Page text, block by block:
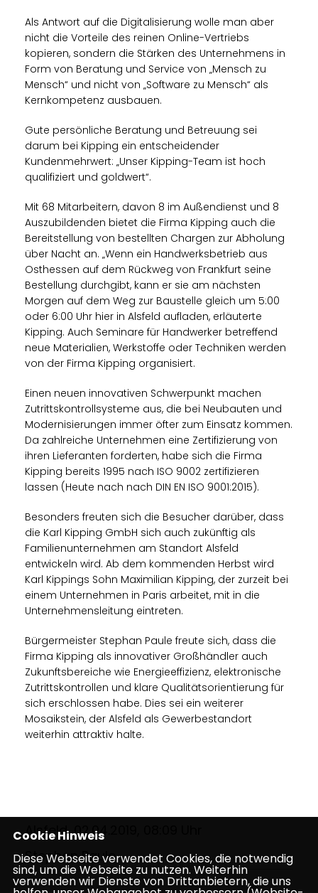
Als Antwort auf die Digitalisierung wolle man aber
nicht die Vorteile des reinen Online-Vertriebs
kopieren, sondern die Stärken des Unternehmens in
Form von Beratung und Service von „Mensch zu
Mensch“ und nicht von „Software zu Mensch“ als
Kernkompetenz ausbauen.
Gute persönliche Beratung und Betreuung sei
darum bei Kipping ein entscheidender
Kundenmehrwert: „Unser Kipping-Team ist hoch
qualifiziert und goldwert“.
Mit 68 Mitarbeitern, davon 8 im Außendienst und 8
Auszubildenden bietet die Firma Kipping auch die
Bereitstellung von bestellten Chargen zur Abholung
über Nacht an. „Wenn ein Handwerksbetrieb aus
Osthessen auf dem Rückweg von Frankfurt seine
Bestellung durchgibt, kann er sie am nächsten
Morgen auf dem Weg zur Baustelle gleich um 5:00
oder 6:00 Uhr hier in Alsfeld aufladen, erläuterte
Kipping. Auch Seminare für Handwerker betreffend
neue Materialien, Werkstoffe oder Techniken werden
von der Firma Kipping organisiert.
Einen neuen innovativen Schwerpunkt machen
Zutrittskontrollsysteme aus, die bei Neubauten und
Modernisierungen immer öfter zum Einsatz kommen.
Da zahlreiche Unternehmen eine Zertifizierung von
ihren Lieferanten forderten, habe sich die Firma
Kipping bereits 1995 nach ISO 9002 zertifizieren
lassen (Heute nach nach DIN EN ISO 9001:2015).
Besonders freuten sich die Besucher darüber, dass
die Karl Kipping GmbH sich auch zukünftig als
Familienunternehmen am Standort Alsfeld
entwickeln wird. Ab dem kommenden Herbst wird
Karl Kippings Sohn Maximilian Kipping, der zurzeit bei
einem Unternehmen in Paris arbeitet, mit in die
Unternehmensleitung eintreten.
Bürgermeister Stephan Paule freute sich, dass die
Firma Kipping als innovativer Großhändler auch
Zukunftsbereiche wie Energieeffizienz, elektronische
Zutrittskontrollen und klare Qualitätsorientierung für
sich erschlossen habe. Dies sei ein weiterer
Mosaikstein, der Alsfeld als Gewerbestandort
weiterhin attraktiv halte.
Alsfeld, 02.04.2019, 08:09 Uhr
Stephan Paule
Cookie Hinweis
Diese Webseite verwendet Cookies, die notwendig
sind, um die Webseite zu nutzen. Weiterhin
verwenden wir Dienste von Drittanbietern, die uns